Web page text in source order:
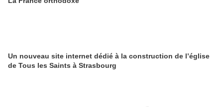
Un nouveau site internet dédié à la construction de l’église
de Tous les Saints à Strasbourg